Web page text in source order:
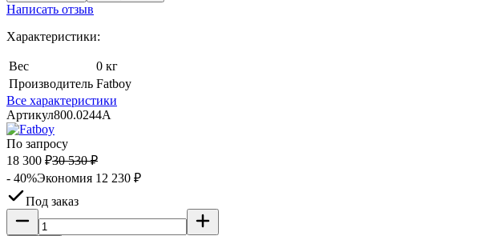
Написать отзыв
Характеристики:
Вес
0 кг
Производитель Fatboy
Все характеристики
Артикул800.0244A
По запросу
18 300 ₽30 530 ₽
- 40%Экономия 12 230 ₽
Под заказ